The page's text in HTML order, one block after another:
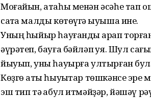
Моғайын, атаһы менән әсәһе тап
саҡта малды көтөүгә ҡыуыша ине.
Уның һыйыр һауғанды ҡарап
әүрәтеп, бауға бәйләп ҡуя. Шул
йыуып, уны һауырға ултырған
Көҙгө ҡаты һыуыҡтар төшкәнсе
эш тип тә ҡабул итмәйҙәр, йәшәү